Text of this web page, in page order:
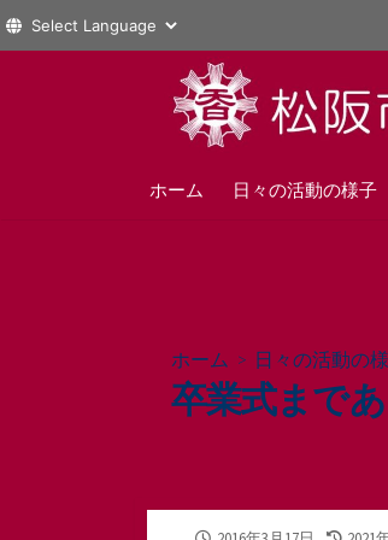
ホーム 日々の活動の様子
ホーム > 日々の活動の
卒業式まで
公
最